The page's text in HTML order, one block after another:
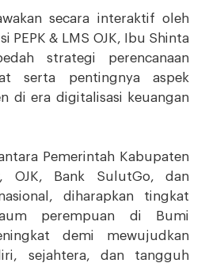
secara interaktif oleh
PEPK & LMS OJK, Ibu Shinta
strategi perencanaan
serta pentingnya aspek
di era digitalisasi keuangan
Pemerintah Kabupaten
OJK, Bank SulutGo, dan
diharapkan tingkat
perempuan di Bumi
demi mewujudkan
sejahtera, dan tangguh